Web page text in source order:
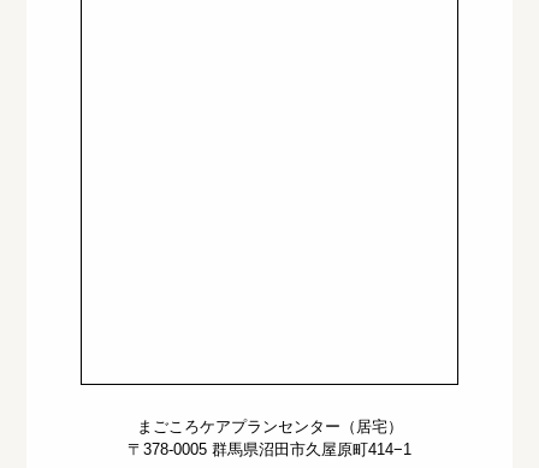
まごころケアプランセンター（居宅）
〒378-0005 群馬県沼田市久屋原町414−1